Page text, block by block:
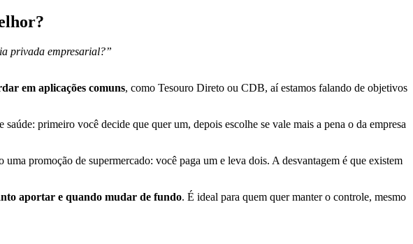
privada empresarial?”
em aplicações comuns, como Tesouro Direto ou CDB, aí estamos falando de objetivos
primeiro você decide que quer um, depois escolhe se vale mais a pena o da empresa
promoção de supermercado: você paga um e leva dois. A desvantagem é que existem
aportar e quando mudar de fundo. É ideal para quem quer manter o controle, mesmo